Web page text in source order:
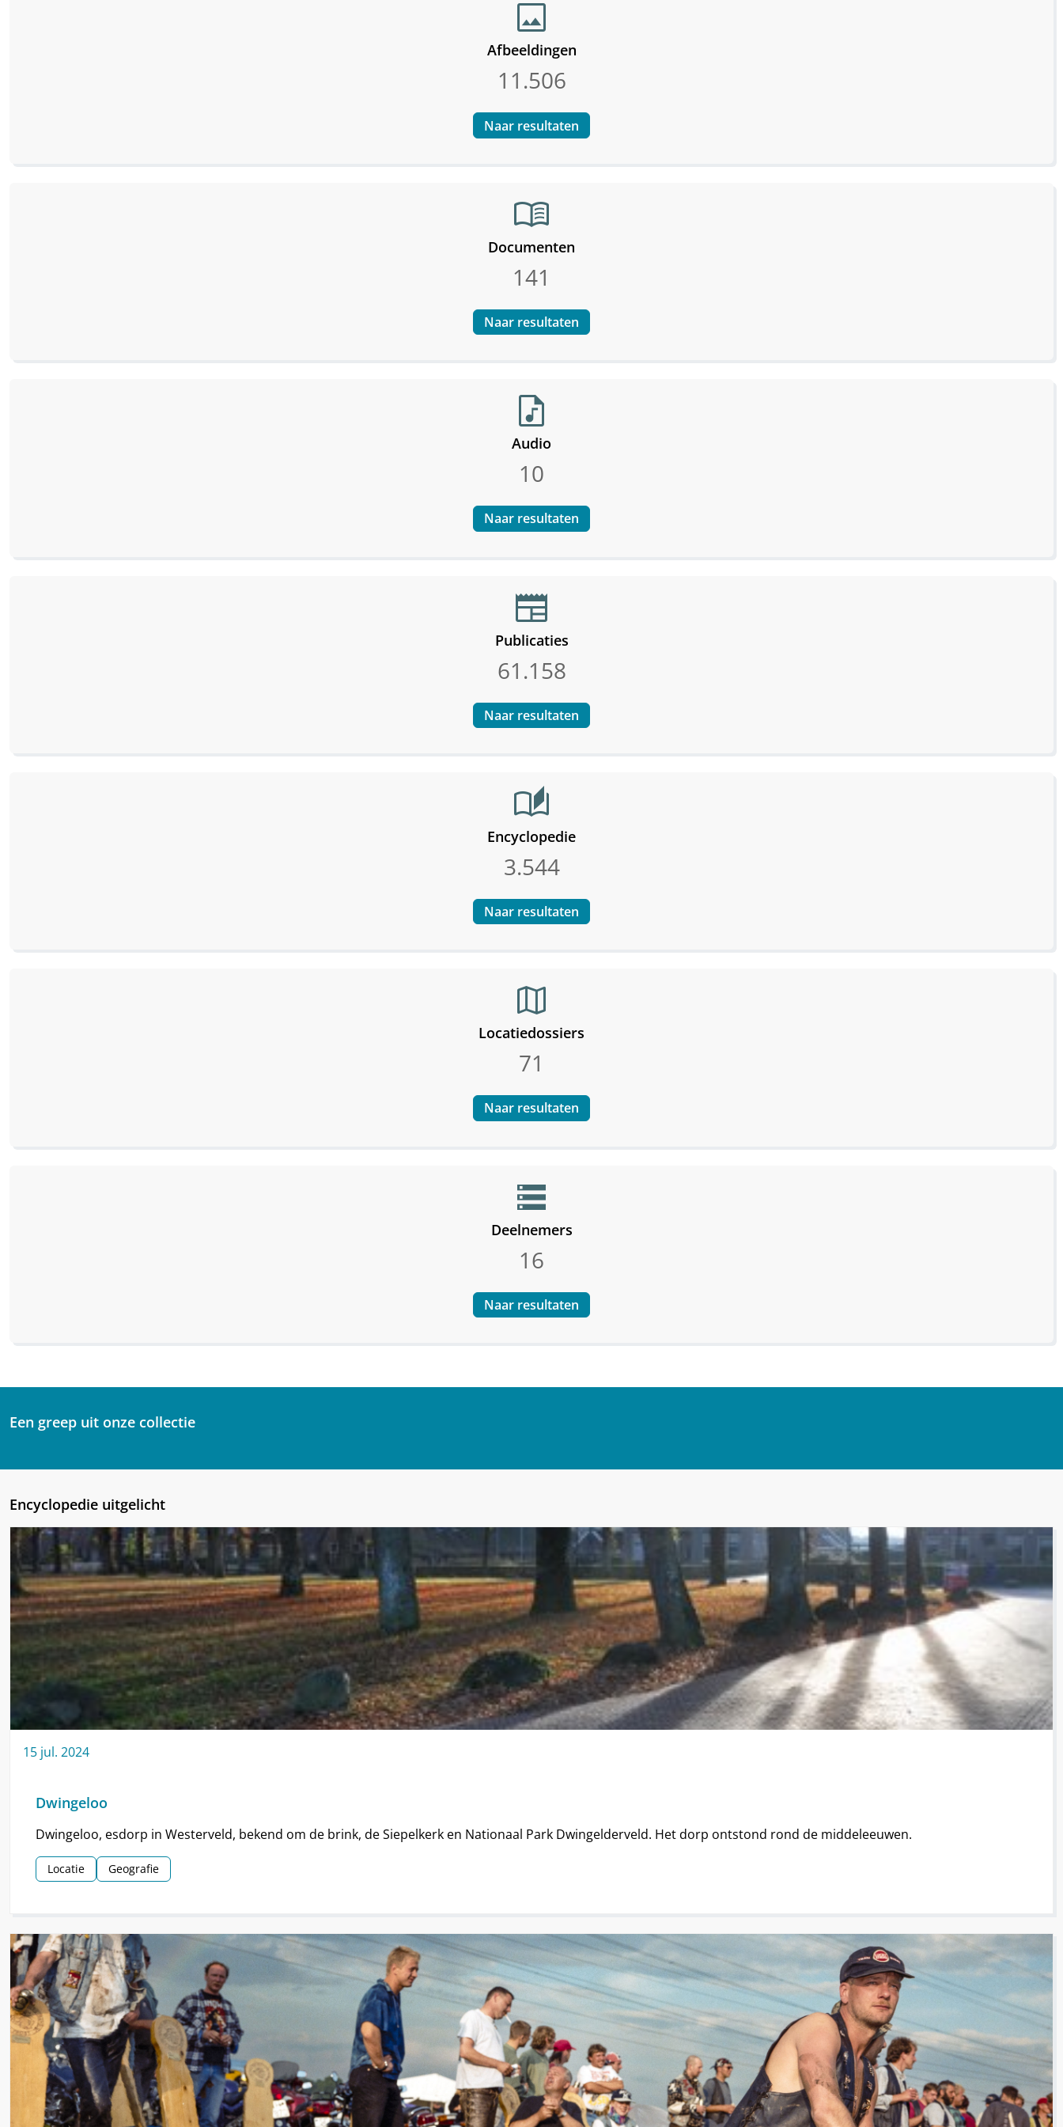
image
Afbeeldingen
11.506
Naar resultaten
menu_book
Documenten
141
Naar resultaten
audio_file
Audio
10
Naar resultaten
newspaper
Publicaties
61.158
Naar resultaten
auto_stories
Encyclopedie
3.544
Naar resultaten
map
Locatiedossiers
71
Naar resultaten
storage
Deelnemers
16
Naar resultaten
Een greep uit onze collectie
Encyclopedie uitgelicht
15 jul. 2024
Dwingeloo
Dwingeloo, esdorp in Westerveld, bekend om de brink, de Siepelkerk en Nationaal Park Dwingelderveld. Het dorp ontstond rond de middeleeuwen.
Locatie Geografie